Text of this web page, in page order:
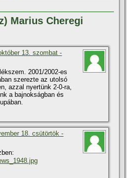
Marius Cheregi
13. szombat -
2001/2002-es
szerezte az utolsó
azzal nyertünk 2-0-ra,
a bajnokságban és
18. csütörtök -